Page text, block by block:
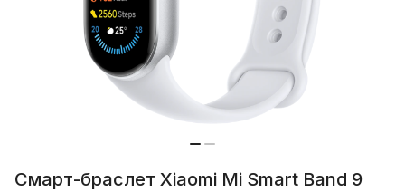
Смарт-браслет Xiaomi Mi Smart Band 9